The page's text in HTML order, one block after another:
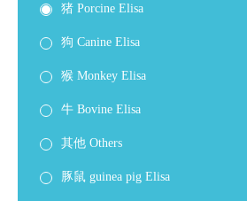
猪 Porcine Elisa
狗 Canine Elisa
猴 Monkey Elisa
牛 Bovine Elisa
其他 Others
豚鼠 guinea pig Elisa